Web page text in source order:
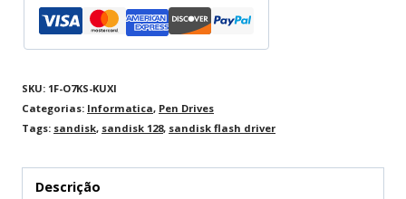
SKU: 1F-O7KS-KUXI
Categorias: Informatica, Pen Drives
Tags: sandisk, sandisk 128, sandisk flash driver
Descrição